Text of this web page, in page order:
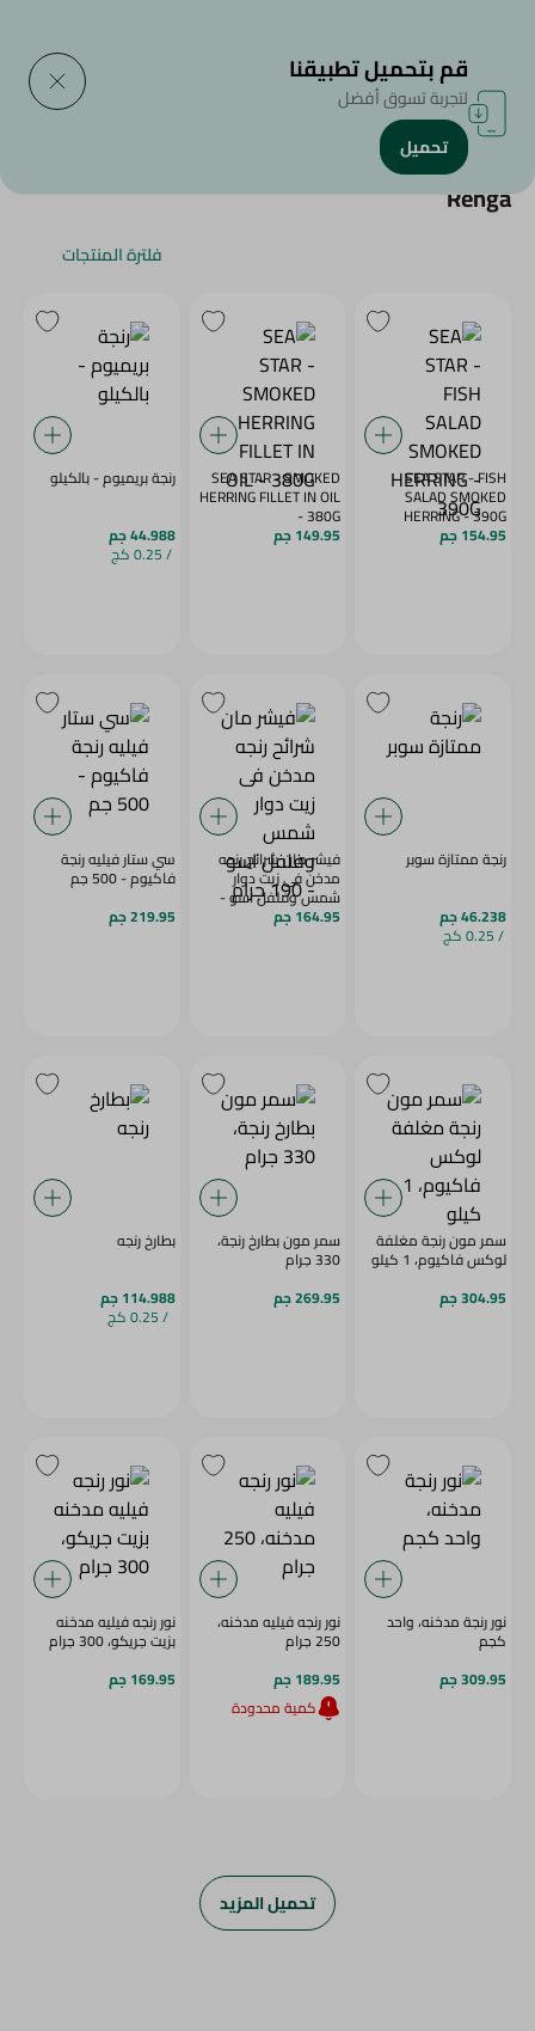
الرئيسية /
/
Renga
فلترة المنتجات
SEA STAR - FISH
SALAD SMOKED
HERRING - 390G
154.95 جم
SEA STAR - SMOKED
HERRING FILLET IN OIL
- 380G
149.95 جم
رنجة بريميوم - بالكيلو
44.988 جم
/ 0.25 كج
رنجة ممتازة سوبر
46.238 جم
/ 0.25 كج
فيشر مان شرائح رنجه
مدخن فى زيت دوار
شمس وفلفل اسو -
190 جرام
164.95 جم
سي ستار فيليه رنجة
فاكيوم - 500 جم
219.95 جم
سمر مون رنجة مغلفة
لوكس فاكيوم، 1 كيلو
304.95 جم
سمر مون بطارخ رنجة،
330 جرام
269.95 جم
بطارخ رنجه
114.988 جم
/ 0.25 كج
نور رنجة مدخنه، واحد
كجم
309.95 جم
نور رنجه فيليه مدخنه،
250 جرام
189.95 جم
كمية محدودة
نور رنجه فيليه مدخنه
بزيت جريكو، 300 جرام
169.95 جم
تحميل المزيد
قم بتحميل تطبيقنا
لتجربة تسوق أفضل
تحميل